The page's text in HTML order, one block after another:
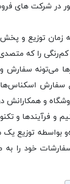
در شرکت های
زمان توزیع و
را که
می‌تونه
و همکارانش
و فرآیندها و
توزیع یک
خود را به